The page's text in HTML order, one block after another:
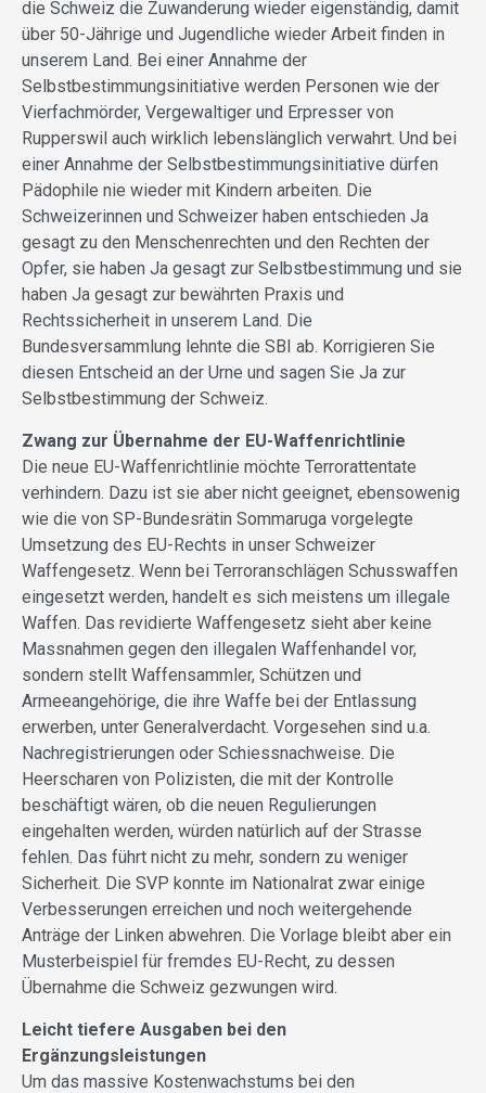
die Schweiz die Zuwanderung wieder eigenständig, damit
über 50-Jährige und Jugendliche wieder Arbeit finden in
unserem Land. Bei einer Annahme der
Selbstbestimmungsinitiative werden Personen wie der
Vierfachmörder, Vergewaltiger und Erpresser von
Rupperswil auch wirklich lebenslänglich verwahrt. Und bei
einer Annahme der Selbstbestimmungsinitiative dürfen
Pädophile nie wieder mit Kindern arbeiten. Die
Schweizerinnen und Schweizer haben entschieden Ja
gesagt zu den Menschenrechten und den Rechten der
Opfer, sie haben Ja gesagt zur Selbstbestimmung und sie
haben Ja gesagt zur bewährten Praxis und
Rechtssicherheit in unserem Land. Die
Bundesversammlung lehnte die SBI ab. Korrigieren Sie
diesen Entscheid an der Urne und sagen Sie Ja zur
Selbstbestimmung der Schweiz.
Zwang zur Übernahme der EU-Waffenrichtlinie
Die neue EU-Waffenrichtlinie möchte Terrorattentate
verhindern. Dazu ist sie aber nicht geeignet, ebensowenig
wie die von SP-Bundesrätin Sommaruga vorgelegte
Umsetzung des EU-Rechts in unser Schweizer
Waffengesetz. Wenn bei Terroranschlägen Schusswaffen
eingesetzt werden, handelt es sich meistens um illegale
Waffen. Das revidierte Waffengesetz sieht aber keine
Massnahmen gegen den illegalen Waffenhandel vor,
sondern stellt Waffensammler, Schützen und
Armeeangehörige, die ihre Waffe bei der Entlassung
erwerben, unter Generalverdacht. Vorgesehen sind u.a.
Nachregistrierungen oder Schiessnachweise. Die
Heerscharen von Polizisten, die mit der Kontrolle
beschäftigt wären, ob die neuen Regulierungen
eingehalten werden, würden natürlich auf der Strasse
fehlen. Das führt nicht zu mehr, sondern zu weniger
Sicherheit. Die SVP konnte im Nationalrat zwar einige
Verbesserungen erreichen und noch weitergehende
Anträge der Linken abwehren. Die Vorlage bleibt aber ein
Musterbeispiel für fremdes EU-Recht, zu dessen
Übernahme die Schweiz gezwungen wird.
Leicht tiefere Ausgaben bei den
Ergänzungsleistungen
Um das massive Kostenwachstums bei den